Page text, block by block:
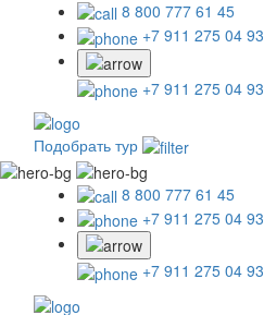
8 800 777 61 45
+7 911 275 04 93
+7 911 275 04 93
Подобрать тур
8 800 777 61 45
+7 911 275 04 93
+7 911 275 04 93